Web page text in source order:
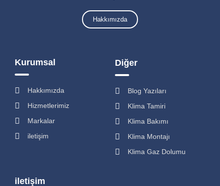
Hakkımızda
Kurumsal
Hakkımızda
Hizmetlerimiz
Markalar
iletişim
Diğer
Blog Yazıları
Klima Tamiri
Klima Bakımı
Klima Montajı
Klima Gaz Dolumu
iletişim